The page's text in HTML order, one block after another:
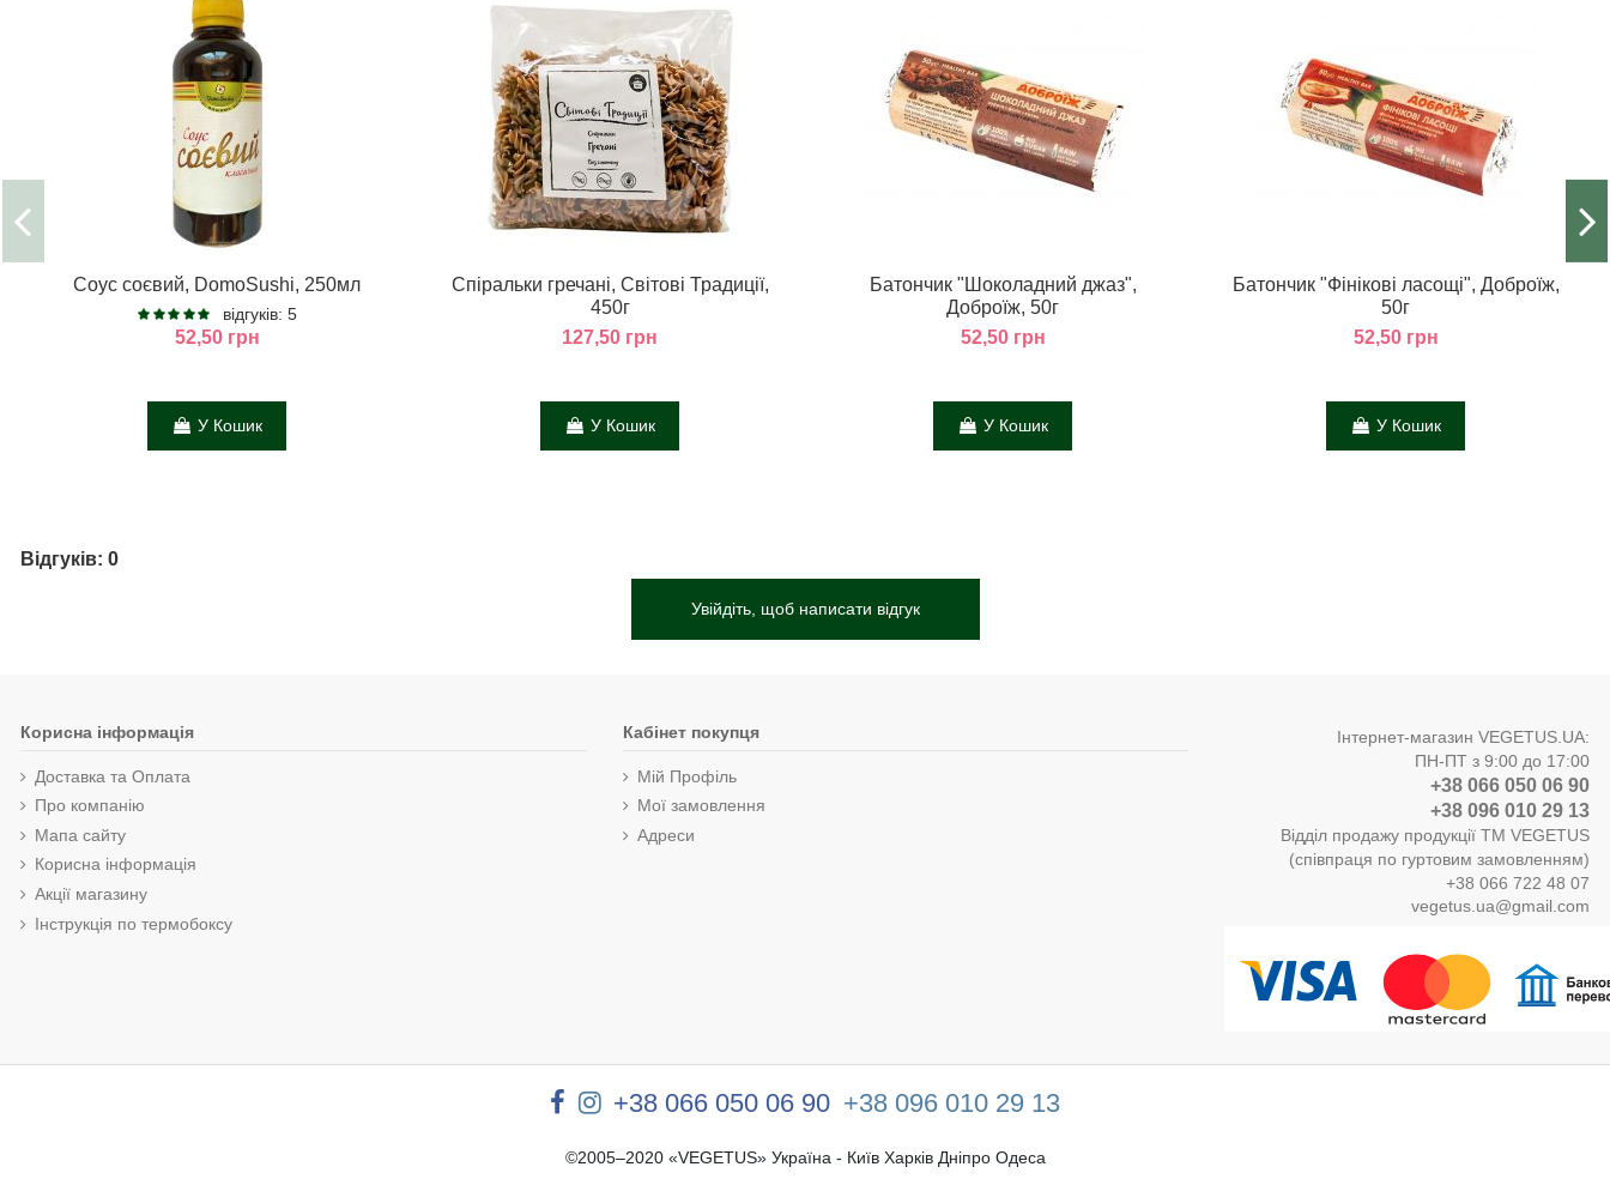
Соус соєвий, DomoSushi, 250мл
відгуків: 5
52,50 грн
У Кошик
Спіральки гречані, Світові Традиції,
450г
127,50 грн
У Кошик
Батончик "Шоколадний джаз",
Доброїж, 50г
52,50 грн
У Кошик
Батончик "Фінікові ласощі", Доброїж,
50г
52,50 грн
У Кошик
Відгуків: 0
Увійдіть, щоб написати відгук
Корисна інформація
Доставка та Оплата
Про компанію
Мапа сайту
Корисна інформація
Акції магазину
Інструкція по термобоксу
Кабінет покупця
Мій Профіль
Мої замовлення
Адреси
Інтернет-магазин VEGETUS.UA:
ПН-ПТ з 9:00 до 17:00
+38 066 050 06 90
+38 096 010 29 13
Відділ продажу продукції ТМ VEGETUS
(співпраця по гуртовим замовленням)
+38 066 722 48 07
vegetus.ua@gmail.com
+38 066 050 06 90 +38 096 010 29 13
©2005–2020 «VEGETUS» Україна - Київ Харків Дніпро Одеса